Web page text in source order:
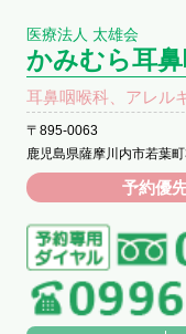
医療法人 太雄会
かみむら耳
耳鼻咽喉科、アレル
〒895-0063
鹿児島県薩摩川内市若葉
予約優